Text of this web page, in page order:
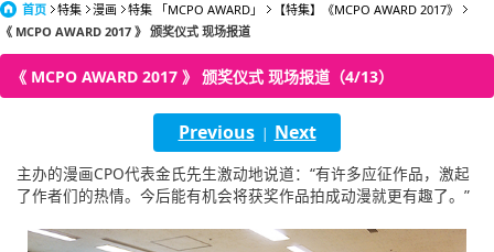
日本語
한국어
簡体中文
繁體中文
English
ภาษาไทย
首页 特集 漫画 特集 「MCPO AWARD」
【特集】《MCPO AWARD 2017》
《 MCPO AWARD 2017 》 颁奖仪式 现场报道
《 MCPO AWARD 2017 》 颁奖仪式 现场报道（4/13）
Previous| Next
主办的漫画CPO代表金氏先生激动地说道：“有许多应征作品，激起
了作者们的热情。今后能有机会将获奖作品拍成动漫就更有趣了。”